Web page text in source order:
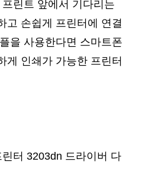
린트 앞에서 기다리는
고 손쉽게 프린터에 연결
을 사용한다면 스마트폰
게 인쇄가 가능한 프린터